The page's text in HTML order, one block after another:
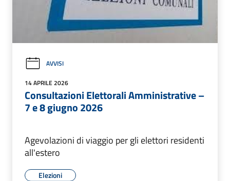
AVVISI
14 APRILE 2026
Consultazioni Elettorali Amministrative –
7 e 8 giugno 2026
Agevolazioni di viaggio per gli elettori residenti
all'estero
Elezioni